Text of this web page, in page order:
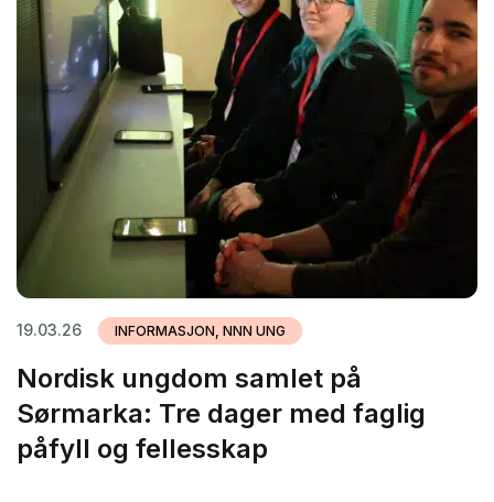
19.03.26 INFORMASJON, NNN UNG
Nordisk ungdom samlet på
Sørmarka: Tre dager med faglig
påfyll og fellesskap